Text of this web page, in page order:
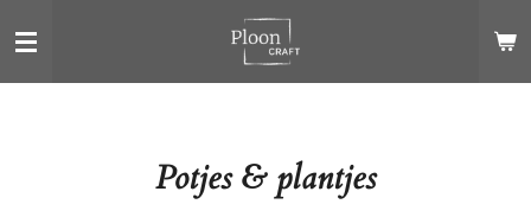
direct
Potjes & plantjes